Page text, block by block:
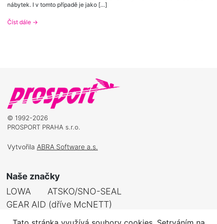
nábytek. I v tomto případě je jako […]
Číst dále →
© 1992-2026
PROSPORT PRAHA s.r.o.
Vytvořila ABRA Software a.s.
Naše značky
LOWA
ATSKO/SNO-SEAL
GEAR AID (dříve McNETT)